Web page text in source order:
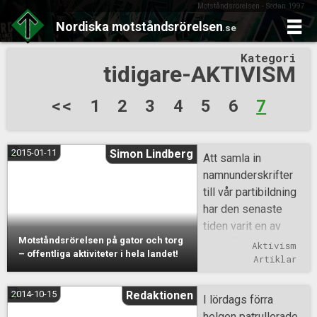
Motståndsrörelsen - Sedan 1997
Nordiska motståndsrörelsen.se
content
Kategori
tidigare-AKTIVISM
Sidnumrering
inlägg
<< 1 2 3 4 5 6 7
Motståndsrörelsen på gator och torg
– offentliga aktiviteter i hela landet!
2015-01-11 Simon Lindberg
Att samla in
namnunderskrifter
till vår partibildning
har den senaste
tiden varit en av
Motståndsrörelsens
mer prioriterade
bästa sättet att
lyckas med denna
Aktivism
Artiklar
2014-10-15 Redaktionen
I lördags förra